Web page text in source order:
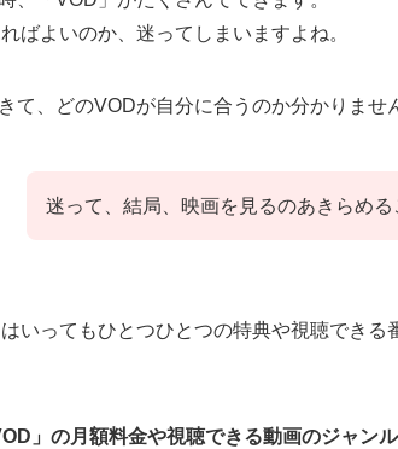
ばよいのか、迷ってしまいますよね。
て、どのVODが自分に合うのか分かりませ
迷って、結局、映画を見るのあきらめ
いってもひとつひとつの特典や視聴できる
」の月額料金や視聴できる動画のジャン